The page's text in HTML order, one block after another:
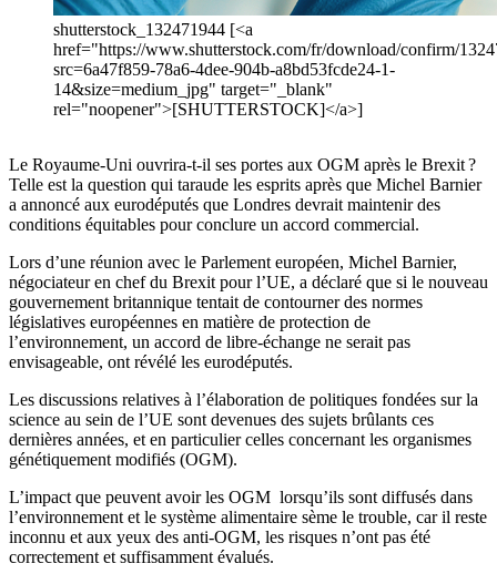
shutterstock_132471944 [<a
href="https://www.shutterstock.com/fr/download/confirm/
src=6a47f859-78a6-4dee-904b-a8bd53fcde24-1-
14&size=medium_jpg" target="_blank"
rel="noopener">[SHUTTERSTOCK]</a>]
Le Royaume-Uni ouvrira-t-il ses portes aux OGM après le Brexit ?
Telle est la question qui taraude les esprits après que Michel Barnier
a annoncé aux eurodéputés que Londres devrait maintenir des
conditions équitables pour conclure un accord commercial.
Lors d’une réunion avec le Parlement européen, Michel Barnier,
négociateur en chef du Brexit pour l’UE, a déclaré que si le nouveau
gouvernement britannique tentait de contourner des normes
législatives européennes en matière de protection de
l’environnement, un accord de libre-échange ne serait pas
envisageable, ont révélé les eurodéputés.
Les discussions relatives à l’élaboration de politiques fondées sur la
science au sein de l’UE sont devenues des sujets brûlants ces
dernières années, et en particulier celles concernant les organismes
génétiquement modifiés (OGM).
L’impact que peuvent avoir les OGM lorsqu’ils sont diffusés dans
l’environnement et le système alimentaire sème le trouble, car il reste
inconnu et aux yeux des anti-OGM, les risques n’ont pas été
correctement et suffisamment évalués.